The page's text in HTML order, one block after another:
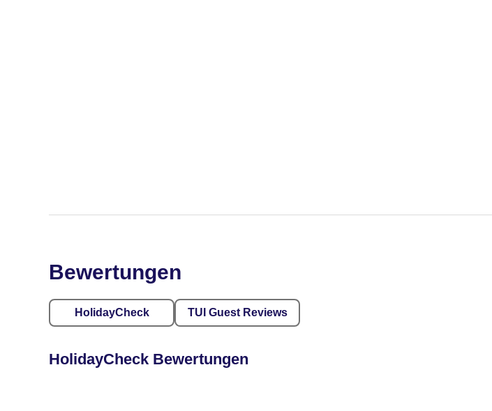
Bewertungen
HolidayCheck TUI Guest Reviews
HolidayCheck Bewertungen